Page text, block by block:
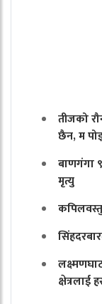
तीजको
छैन, म
बाणगंगा
मृत्यु
क्षेत्रलाई